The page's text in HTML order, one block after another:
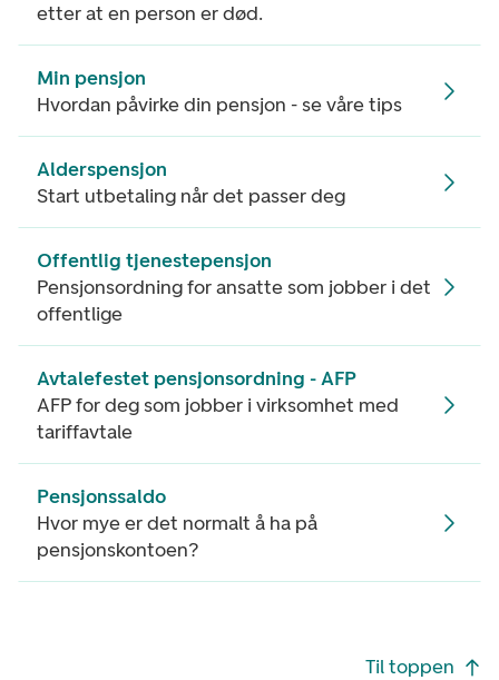
etter at en person er død.
Min pensjon
Hvordan påvirke din pensjon - se våre tips
Alderspensjon
Start utbetaling når det passer deg
Offentlig tjenestepensjon
Pensjonsordning for ansatte som jobber i det
offentlige
Avtalefestet pensjonsordning - AFP
AFP for deg som jobber i virksomhet med
tariffavtale
Pensjonssaldo
Hvor mye er det normalt å ha på
pensjonskontoen?
Til toppen